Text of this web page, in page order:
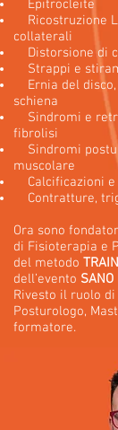
Epitrocleite
Ricostruzione
collaterali
Distorsione di
Strappi e
Ernia del
schiena
Sindromi e
fibrolisi
Sindromi
muscolare
Calcificazioni e
Contratture,
Ora sono
di Fisioterapia e
del metodo
dell’evento
Rivesto il ruolo
Posturologo,
formatore.